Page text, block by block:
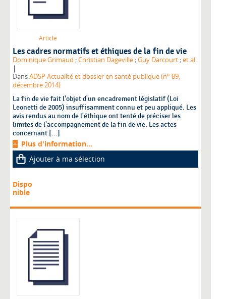
Article
Les cadres normatifs et éthiques de la fin de vie
Dominique Grimaud ;Christian Dageville ;Guy Darcourt ;et al.
|
DansADSP Actualité et dossier en santé publique (n° 89,
décembre 2014)
La fin de vie fait l'objet d'un encadrement législatif (Loi
Leonetti de 2005) insuffisamment connu et peu appliqué. Les
avis rendus au nom de l'éthique ont tenté de préciser les
limites de l'accompagnement de la fin de vie. Les actes
concernant [...]
Plus d'information...
Ajouter à ma sélection
Dispo
nible